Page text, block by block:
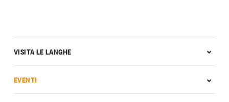
VISITA LE LANGHE
EVENTI